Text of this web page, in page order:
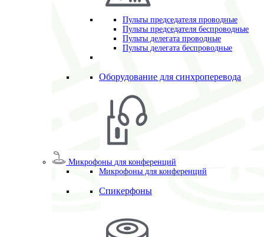
Пульты председателя проводные
Пульты председателя беспроводные
Пульты делегата проводные
Пульты делегата беспроводные
Оборудование для синхроперевода
Микрофоны для конференций
Микрофоны для конференций
Спикерфоны